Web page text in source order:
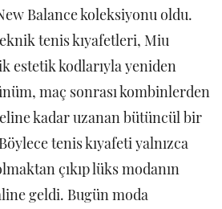
Balance koleksiyonu oldu.
tenis kıyafetleri, Miu
estetik kodlarıyla yeniden
maç sonrası kombinlerden
kadar uzanan bütüncül bir
tenis kıyafeti yalnızca
çıkıp lüks modanın
geldi. Bugün moda